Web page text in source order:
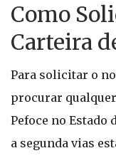
Como
Carteira
Para solicitar o
procurar
Pefoce no Estado
a segunda vias